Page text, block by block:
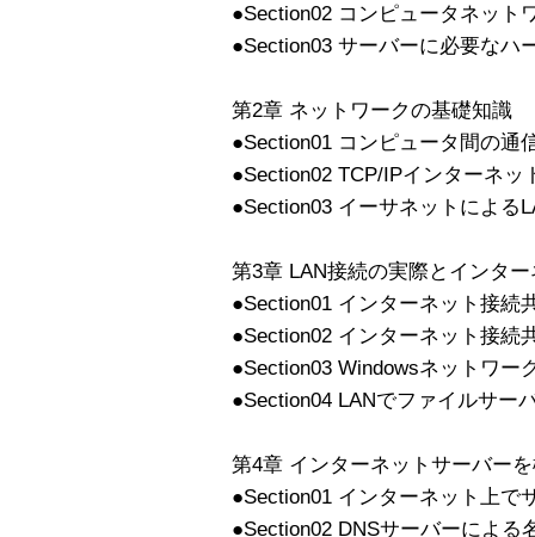
●Section02 コンピュータネット
●Section03 サーバーに必要なハ
第2章 ネットワークの基礎知識
●Section01 コンピュータ間の通
●Section02 TCP/IPインターネッ
●Section03 イーサネットによる
第3章 LAN接続の実際とインタ
●Section01 インターネット接続
●Section02 インターネット接続
●Section03 Windowsネットワー
●Section04 LANでファイルサー
第4章 インターネットサーバー
●Section01 インターネット上で
●Section02 DNSサーバーによる